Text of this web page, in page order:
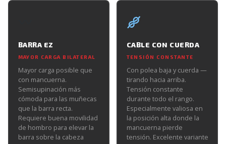
BARRA EZ
MAYOR CARGA BILATERAL
Mayor carga posible que
con mancuerna.
Semisupinación más
cómoda para las muñecas
que la barra recta.
Requiere buena movilidad
de hombro para elevar la
barra sobre la cabeza
CABLE CON CUERDA
TENSIÓN CONSTANTE
Con polea baja y cuerda —
tirando hacia arriba.
Tensión constante
durante todo el rango.
Especialmente valiosa en
la posición alta donde la
mancuerna pierde
tensión. Excelente variante